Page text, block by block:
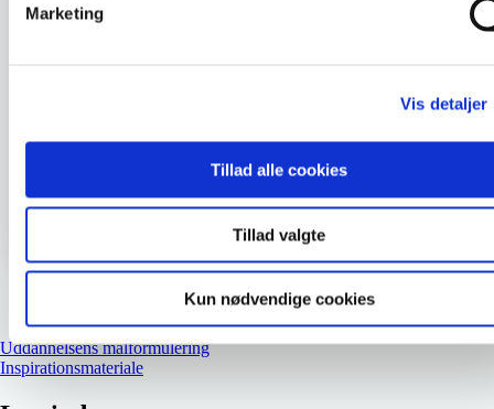
Marketing
Vis detaljer
Tillad alle cookies
Tillad valgte
Kun nødvendige cookies
hensigtsmæssig palliativ indsats for særligt
SE PLANLAGT HOLD OG TILMELD DIG
Uddannelsens målformulering
Inspirationsmateriale